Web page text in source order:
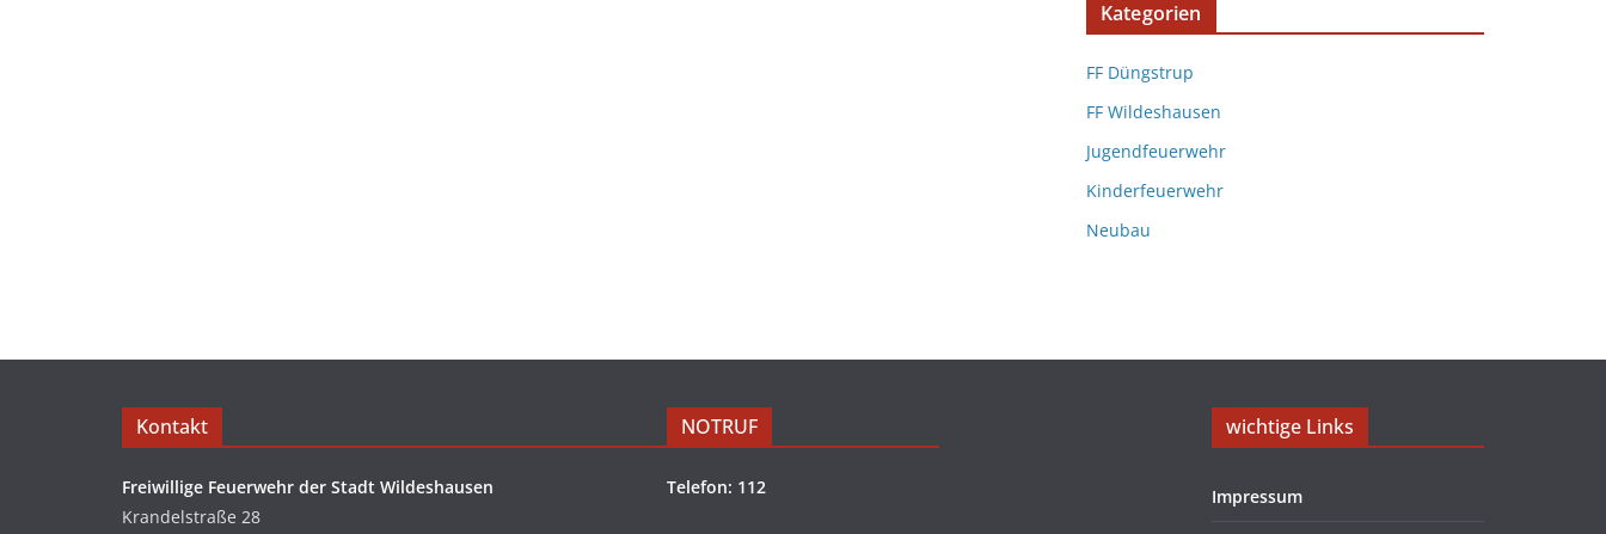
Kategorien
FF Düngstrup
FF Wildeshausen
Jugendfeuerwehr
Kinderfeuerwehr
Neubau
Kontakt
Freiwillige Feuerwehr der Stadt Wildeshausen
Krandelstraße 28
NOTRUF
Telefon: 112
wichtige Links
Impressum